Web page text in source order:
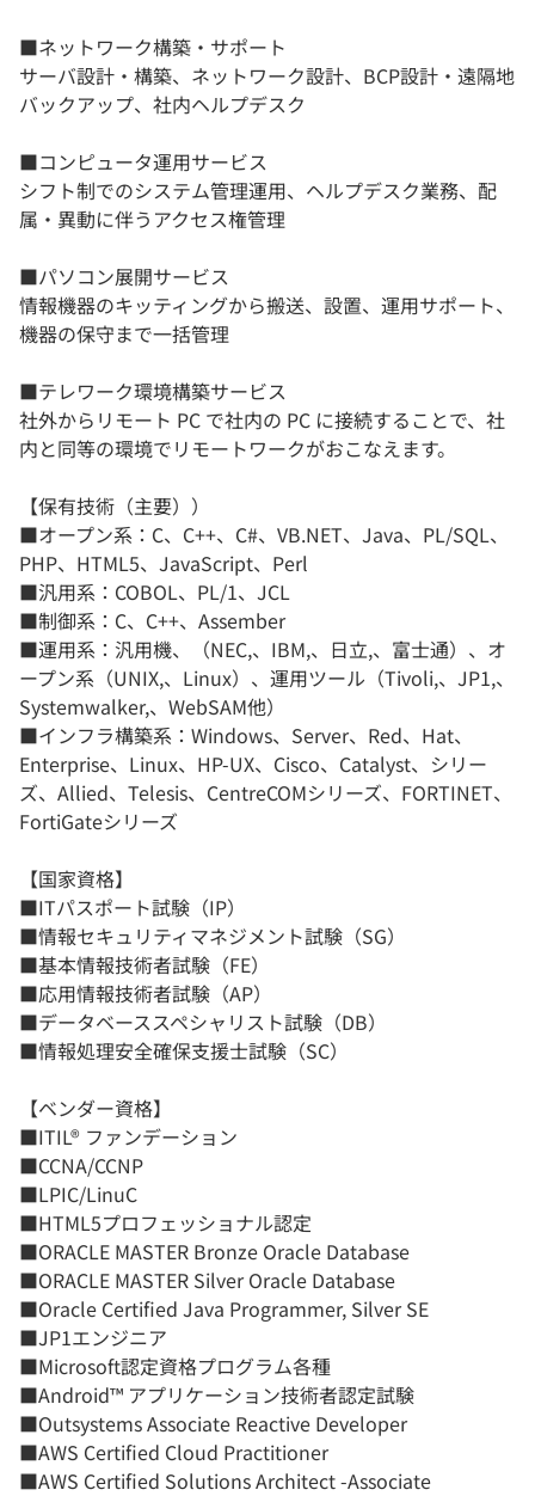
■ネットワーク構築・サポート
サーバ設計・構築、ネットワーク設計、BCP設計・遠隔地
バックアップ、社内ヘルプデスク
■コンピュータ運用サービス
シフト制でのシステム管理運用、ヘルプデスク業務、配
属・異動に伴うアクセス権管理
■パソコン展開サービス
情報機器のキッティングから搬送、設置、運用サポート、
機器の保守まで一括管理
■テレワーク環境構築サービス
社外からリモート PC で社内の PC に接続することで、社
内と同等の環境でリモートワークがおこなえます。
【保有技術（主要））
■オープン系：C、C++、C#、VB.NET、Java、PL/SQL、
PHP、HTML5、JavaScript、Perl
■汎用系：COBOL、PL/1、JCL
■制御系：C、C++、Assember
■運用系：汎用機、（NEC,、IBM,、日立,、富士通）、オ
ープン系（UNIX,、Linux）、運用ツール（Tivoli,、JP1,、
Systemwalker,、WebSAM他）
■インフラ構築系：Windows、Server、Red、Hat、
Enterprise、Linux、HP-UX、Cisco、Catalyst、シリー
ズ、Allied、Telesis、CentreCOMシリーズ、FORTINET、
FortiGateシリーズ
【国家資格】
■ITパスポート試験（IP）
■情報セキュリティマネジメント試験（SG）
■基本情報技術者試験（FE）
■応用情報技術者試験（AP）
■データベーススペシャリスト試験（DB）
■情報処理安全確保支援士試験（SC）
【ベンダー資格】
■ITIL® ファンデーション
■CCNA/CCNP
■LPIC/LinuC
■HTML5プロフェッショナル認定
■ORACLE MASTER Bronze Oracle Database
■ORACLE MASTER Silver Oracle Database
■Oracle Certified Java Programmer, Silver SE
■JP1エンジニア
■Microsoft認定資格プログラム各種
■Android™ アプリケーション技術者認定試験
■Outsystems Associate Reactive Developer
■AWS Certified Cloud Practitioner
■AWS Certified Solutions Architect -Associate